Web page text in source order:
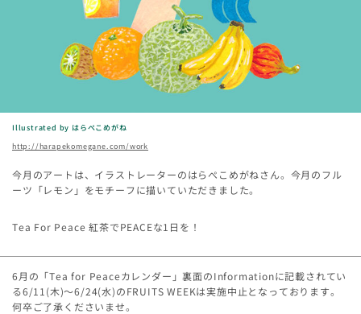
Illustrated by はらぺこめがね
http://harapekomegane.com/work
今月のアートは、イラストレーターのはらぺこめがねさん。今月のフル
ーツ「レモン」をモチーフに描いていただきました。
Tea For Peace 紅茶でPEACEな1日を！
6月の「Tea for Peaceカレンダー」裏面のInformationに記載されてい
る6/11(木)～6/24(水)のFRUITS WEEKは実施中止となっております。
何卒ご了承くださいませ。